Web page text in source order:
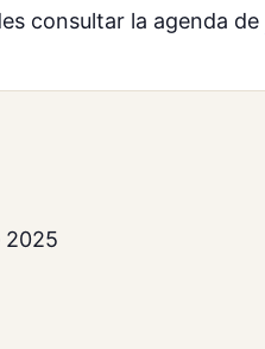
consultar la agenda de
2025